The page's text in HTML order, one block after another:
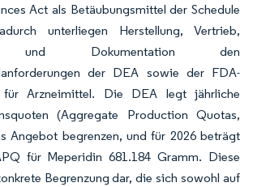
Act als Betäubungsmittel der Schedule
unterliegen Herstellung, Vertrieb,
und Dokumentation den
der DEA sowie der FDA-
für Arzneimittel. Die DEA legt jährliche
(Aggregate Production Quotas,
Angebot begrenzen, und für 2026 beträgt
für Meperidin 681.184 Gramm. Diese
Begrenzung dar, die sich sowohl auf